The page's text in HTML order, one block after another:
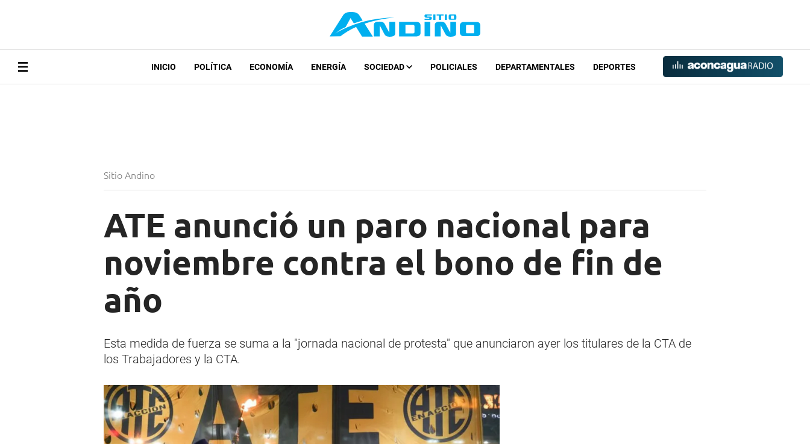
INICIO POLÍTICA ECONOMÍA ENERGÍA SOCIEDAD POLICIALES DEPARTAMENTALES DEPORTES
Sitio Andino
ATE anunció un paro nacional para
noviembre contra el bono de fin de
año
Esta medida de fuerza se suma a la "jornada nacional de protesta" que anunciaron ayer los titulares de la CTA de
los Trabajadores y la CTA.